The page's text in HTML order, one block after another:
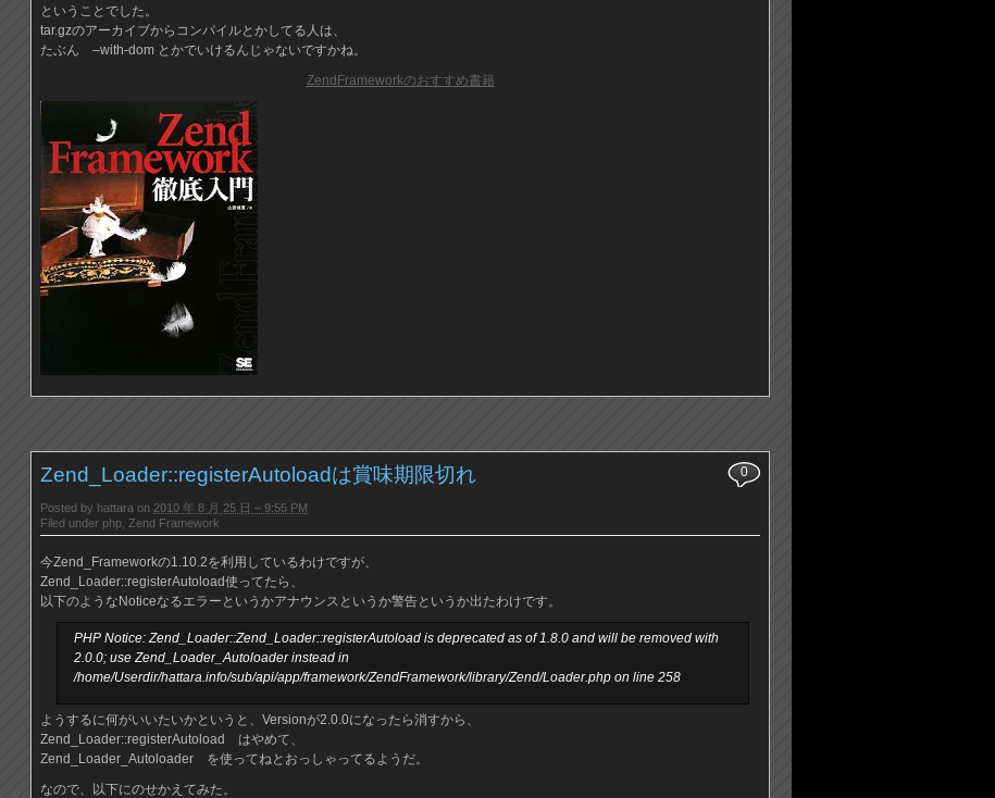
ということでした。
tar.gzのアーカイブからコンパイルとかしてる人は、
たぶん –with-dom とかでいけるんじゃないですかね。
ZendFrameworkのおすすめ書籍
Zend_Loader::registerAutoloadは賞味期限切れ 0
Posted by hattara on 2010 年 8 月 25 日 – 9:55 PM
Filed under php Zend Framework
今Zend_Frameworkの1.10.2を利用しているわけですが、
Zend_Loader::registerAutoload使ってたら、
以下のようなNoticeなるエラーというかアナウンスというか警告というか出たわけです。
PHP Notice: Zend_Loader::Zend_Loader::registerAutoload is deprecated as of 1.8.0 and will be removed with
2.0.0; use Zend_Loader_Autoloader instead in
/home/Userdir/hattara.info/sub/api/app/framework/ZendFramework/library/Zend/Loader.php on line 258
ようするに何がいいたいかというと、Versionが2.0.0になったら消すから、
Zend_Loader::registerAutoload はやめて、
Zend_Loader_Autoloader を使ってねとおっしゃってるようだ。
なので、以下にのせかえてみた。